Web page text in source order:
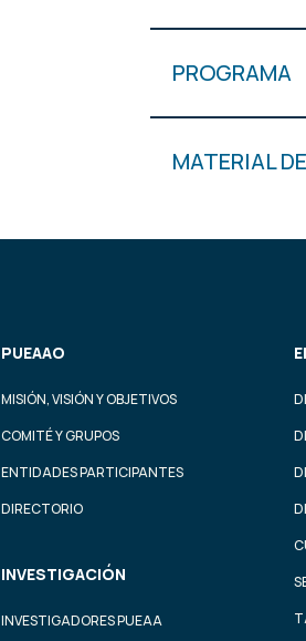
PROGRAMA
MATERIAL
PUEAAO
MISIÓN, VISIÓN Y OBJETIVOS
COMITÉ Y GRUPOS
ENTIDADES PARTICIPANTES
DIRECTORIO
INVESTIGACIÓN
INVESTIGADORES PUEAA